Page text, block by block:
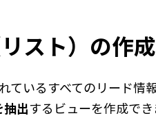
スト）の作成
ているすべてのリード情
出するビューを作成でき